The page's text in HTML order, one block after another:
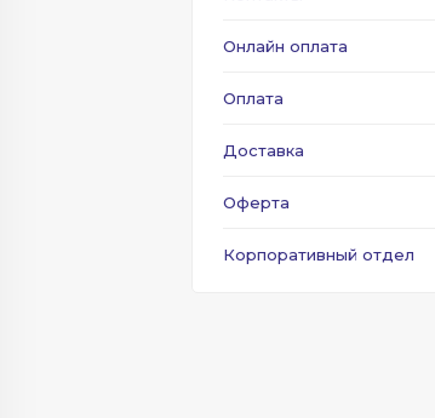
Онлайн оплата
Оплата
Доставка
Оферта
Корпоративный отдел